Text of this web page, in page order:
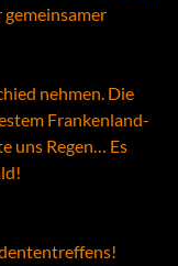
nehmen. Die
Frankenland-
uns Regen… Es